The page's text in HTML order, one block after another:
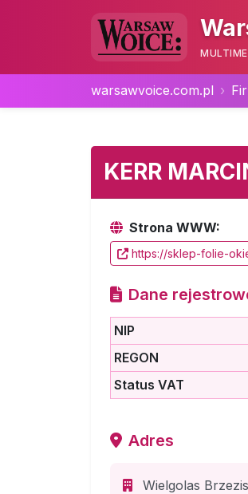
warsawvoice.com.pl
KERR
Strona WWW:
https://sklep-folie-
Dane
NIP
REGON
Status VAT
Adres
Wielgolas